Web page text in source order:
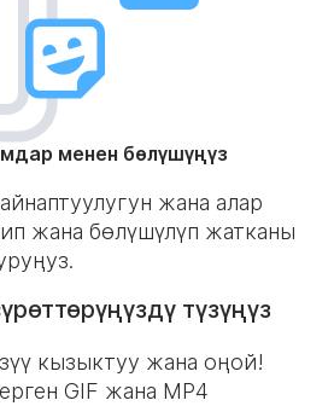
менен бөлүшүңүз
жана алар
жана бөлүшүлүп жатканы
түзүңүз
кызыктуу жана оңой!
GIF жана MP4